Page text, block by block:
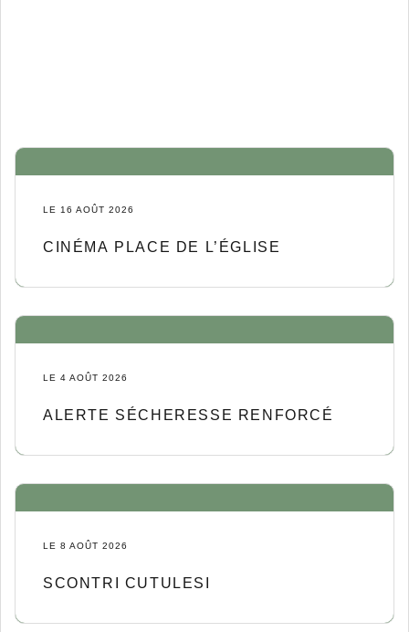
LE 16 AOÛT 2026
CINÉMA PLACE DE L’ÉGLISE
LE 4 AOÛT 2026
ALERTE SÉCHERESSE RENFORCÉ
LE 8 AOÛT 2026
SCONTRI CUTULESI